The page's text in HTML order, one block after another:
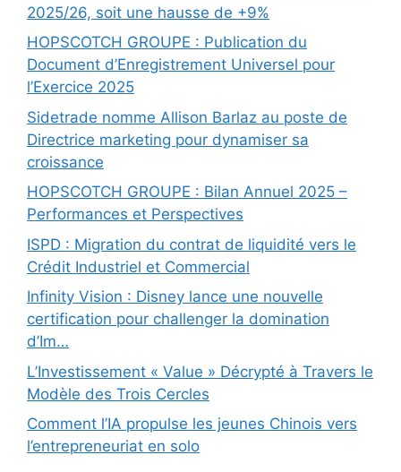
2025/26, soit une hausse de +9%
HOPSCOTCH GROUPE : Publication du
Document d’Enregistrement Universel pour
l’Exercice 2025
Sidetrade nomme Allison Barlaz au poste de
Directrice marketing pour dynamiser sa
croissance
HOPSCOTCH GROUPE : Bilan Annuel 2025 –
Performances et Perspectives
ISPD : Migration du contrat de liquidité vers le
Crédit Industriel et Commercial
Infinity Vision : Disney lance une nouvelle
certification pour challenger la domination
d’Im…
L’Investissement « Value » Décrypté à Travers le
Modèle des Trois Cercles
Comment l’IA propulse les jeunes Chinois vers
l’entrepreneuriat en solo